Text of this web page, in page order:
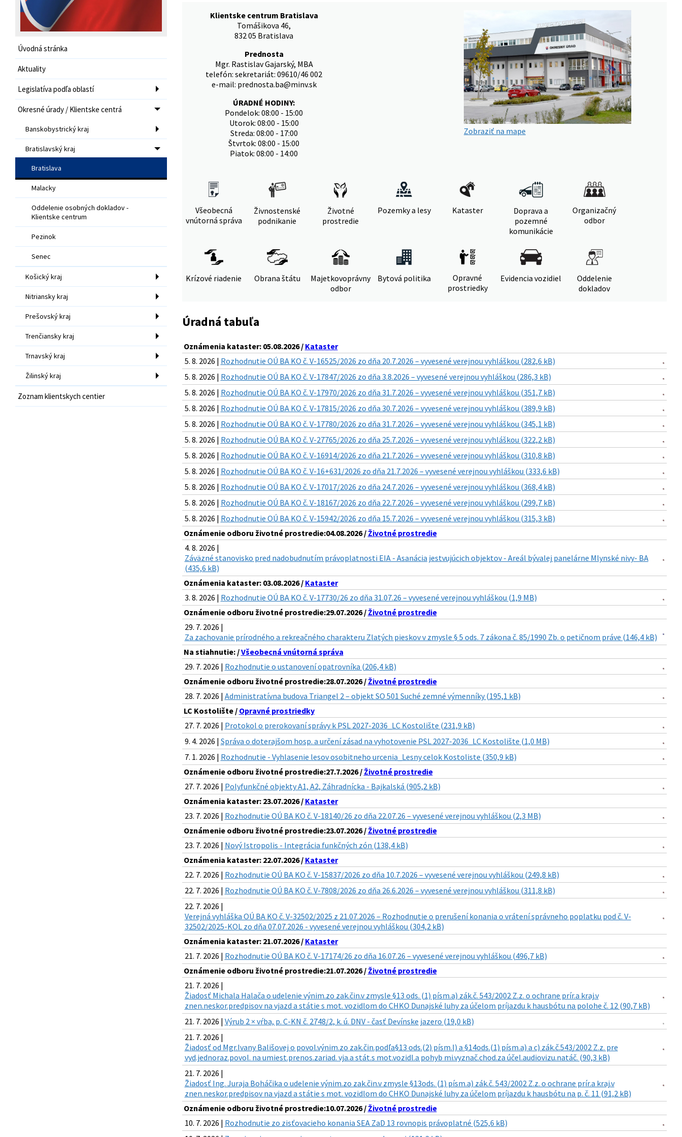
Úvodná stránka
Aktuality
Legislatíva podľa oblastí
Okresné úrady / Klientske centrá
Banskobystrický kraj
Bratislavský kraj
Bratislava
Malacky
Oddelenie osobných dokladov -
Klientske centrum
Pezinok
Senec
Košický kraj
Nitriansky kraj
Prešovský kraj
Trenčiansky kraj
Trnavský kraj
Žilinský kraj
Zoznam klientskych centier
Klientske centrum Bratislava
Tomášikova 46,
832 05 Bratislava
Prednosta
Mgr. Rastislav Gajarský, MBA
telefón: sekretariát: 09610/46 002
e-mail: prednosta.ba@minv.sk
ÚRADNÉ HODINY:
Pondelok: 08:00 - 15:00
Utorok: 08:00 - 15:00
Streda: 08:00 - 17:00
Štvrtok: 08:00 - 15:00
Piatok: 08:00 - 14:00
Zobraziť na mape
Všeobecná
vnútorná správa
Živnostenské
podnikanie
Životné
prostredie
Pozemky a lesy Kataster
Doprava a
pozemné
komunikácie
Organizačný
odbor
Krízové riadenie Obrana štátu
Majetkovoprávny
odbor
Bytová politika
Opravné
prostriedky
Evidencia vozidiel
Oddelenie
dokladov
Úradná tabuľa
Oznámenia kataster: 05.08.2026 / Kataster
5. 8. 2026 | Rozhodnutie OÚ BA KO č. V-16525/2026 zo dňa 20.7.2026 – vyvesené verejnou vyhláškou (282,6 kB)
5. 8. 2026 | Rozhodnutie OÚ BA KO č. V-17847/2026 zo dňa 3.8.2026 – vyvesené verejnou vyhláškou (286,3 kB)
5. 8. 2026 | Rozhodnutie OÚ BA KO č. V-17970/2026 zo dňa 31.7.2026 – vyvesené verejnou vyhláškou (351,7 kB)
5. 8. 2026 | Rozhodnutie OÚ BA KO č. V-17815/2026 zo dňa 30.7.2026 – vyvesené verejnou vyhláškou (389,9 kB)
5. 8. 2026 | Rozhodnutie OÚ BA KO č. V-17780/2026 zo dňa 31.7.2026 – vyvesené verejnou vyhláškou (345,1 kB)
5. 8. 2026 | Rozhodnutie OÚ BA KO č. V-27765/2026 zo dňa 25.7.2026 – vyvesené verejnou vyhláškou (322,2 kB)
5. 8. 2026 | Rozhodnutie OÚ BA KO č. V-16914/2026 zo dňa 21.7.2026 – vyvesené verejnou vyhláškou (310,8 kB)
5. 8. 2026 | Rozhodnutie OÚ BA KO č. V-16+631/2026 zo dňa 21.7.2026 – vyvesené verejnou vyhláškou (333,6 kB)
5. 8. 2026 | Rozhodnutie OÚ BA KO č. V-17017/2026 zo dňa 24.7.2026 – vyvesené verejnou vyhláškou (368,4 kB)
5. 8. 2026 | Rozhodnutie OÚ BA KO č. V-18167/2026 zo dňa 22.7.2026 – vyvesené verejnou vyhláškou (299,7 kB)
5. 8. 2026 | Rozhodnutie OÚ BA KO č. V-15942/2026 zo dňa 15.7.2026 – vyvesené verejnou vyhláškou (315,3 kB)
Oznámenie odboru životné prostredie:04.08.2026 / Životné prostredie
4. 8. 2026 |
Záväzné stanovisko pred nadobudnutím právoplatnosti EIA - Asanácia jestvujúcich objektov - Areál bývalej panelárne Mlynské nivy- BA
(435,6 kB)
Oznámenia kataster: 03.08.2026 / Kataster
3. 8. 2026 | Rozhodnutie OÚ BA KO č. V-17730/26 zo dňa 31.07.26 – vyvesené verejnou vyhláškou (1,9 MB)
Oznámenie odboru životné prostredie:29.07.2026 / Životné prostredie
29. 7. 2026 |
Za zachovanie prírodného a rekreačného charakteru Zlatých pieskov v zmysle § 5 ods. 7 zákona č. 85/1990 Zb. o petičnom práve (146,4 kB)
Na stiahnutie: /Všeobecná vnútorná správa
29. 7. 2026 | Rozhodnutie o ustanovení opatrovníka (206,4 kB)
Oznámenie odboru životné prostredie:28.07.2026 / Životné prostredie
28. 7. 2026 | Administratívna budova Triangel 2 – objekt SO 501 Suché zemné výmenníky (195,1 kB)
LC Kostolište / Opravné prostriedky
27. 7. 2026 | Protokol o prerokovaní správy k PSL 2027-2036_LC Kostolište (231,9 kB)
9. 4. 2026 | Správa o doterajšom hosp. a určení zásad na vyhotovenie PSL 2027-2036_LC Kostolište (1,0 MB)
7. 1. 2026 | Rozhodnutie - Vyhlasenie lesov osobitneho urcenia_Lesny celok Kostoliste (350,9 kB)
Oznámenie odboru životné prostredie:27.7.2026 / Životné prostredie
27. 7. 2026 | Polyfunkčné objekty A1, A2, Záhradnícka - Bajkalská (905,2 kB)
Oznámenia kataster: 23.07.2026 / Kataster
23. 7. 2026 | Rozhodnutie OÚ BA KO č. V-18140/26 zo dňa 22.07.26 – vyvesené verejnou vyhláškou (2,3 MB)
Oznámenie odboru životné prostredie:23.07.2026 / Životné prostredie
23. 7. 2026 | Nový Istropolis - Integrácia funkčných zón (138,4 kB)
Oznámenia kataster: 22.07.2026 / Kataster
22. 7. 2026 | Rozhodnutie OÚ BA KO č. V-15837/2026 zo dňa 10.7.2026 – vyvesené verejnou vyhláškou (249,8 kB)
22. 7. 2026 | Rozhodnutie OÚ BA KO č. V-7808/2026 zo dňa 26.6.2026 – vyvesené verejnou vyhláškou (311,8 kB)
22. 7. 2026 |
Verejná vyhláška OÚ BA KO č. V-32502/2025 z 21.07.2026 – Rozhodnutie o prerušení konania o vrátení správneho poplatku pod č. V-
32502/2025-KOL zo dňa 07.07.2026 - vyvesené verejnou vyhláškou (304,2 kB)
Oznámenia kataster: 21.07.2026 / Kataster
21. 7. 2026 | Rozhodnutie OÚ BA KO č. V-17174/26 zo dňa 16.07.26 – vyvesené verejnou vyhláškou (496,7 kB)
Oznámenie odboru životné prostredie:21.07.2026 / Životné prostredie
21. 7. 2026 |
Žiadosť Michala Halača o udelenie výnim.zo zak.čin.v zmysle §13 ods. (1) písm.a) zák.č. 543/2002 Z.z. o ochrane prír.a kraj.v
znen.neskor.predpisov na vjazd a státie s mot. vozidlom do CHKO Dunajské luhy za účelom príjazdu k hausbótu na polohe č. 12 (90,7 kB)
21. 7. 2026 | Výrub 2 × vŕba, p. C-KN č. 2748/2, k. ú. DNV - časť Devínske jazero (19,0 kB)
21. 7. 2026 |
Žiadosť od Mgr.Ivany Bališovej o povol.výnim.zo zak.čin.podľa§13 ods.(2) písm.l) a §14ods.(1) písm.a) a c) zák.č.543/2002 Z.z. pre
vyd.jednoraz.povol. na umiest.prenos.zariad. vja.a stát.s mot.vozidl.a pohyb mi.vyznač.chod.za účel.audiovizu.natáč. (90,3 kB)
21. 7. 2026 |
Žiadosť Ing. Juraja Boháčika o udelenie výnim.zo zak.čin.v zmysle §13ods. (1) písm.a) zák.č. 543/2002 Z.z. o ochrane prír.a kraj.v
znen.neskor.predpisov na vjazd a státie s mot. vozidlom do CHKO Dunajské luhy za účelom príjazdu k hausbótu na p. č. 11 (91,2 kB)
Oznámenie odboru životné prostredie:10.07.2026 / Životné prostredie
10. 7. 2026 | Rozhodnutie zo zisťovacieho konania SEA ZaD 13 rovnopis právoplatné (525,6 kB)